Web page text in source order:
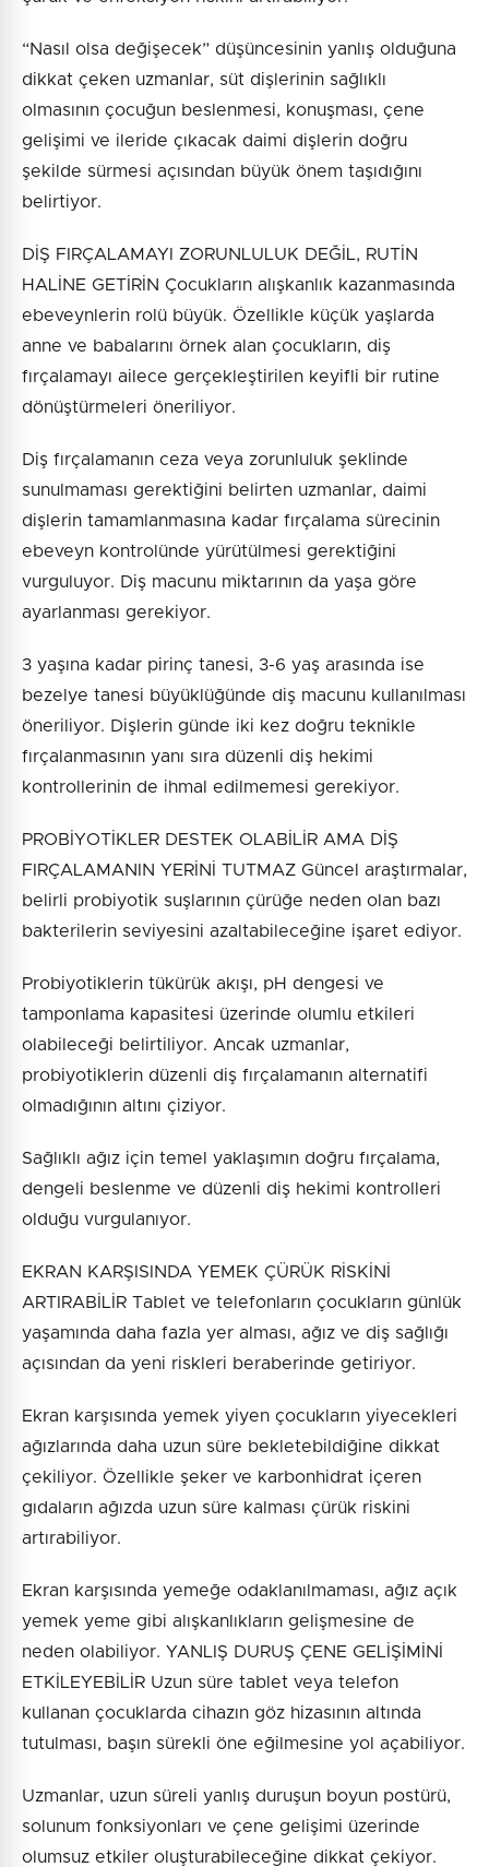
“Nasıl olsa değişecek” düşüncesinin yanlış olduğuna
dikkat çeken uzmanlar, süt dişlerinin sağlıklı
olmasının çocuğun beslenmesi, konuşması, çene
gelişimi ve ileride çıkacak daimi dişlerin doğru
şekilde sürmesi açısından büyük önem taşıdığını
belirtiyor.
DİŞ FIRÇALAMAYI ZORUNLULUK DEĞİL, RUTİN
HALİNE GETİRİN Çocukların alışkanlık kazanmasında
ebeveynlerin rolü büyük. Özellikle küçük yaşlarda
anne ve babalarını örnek alan çocukların, diş
fırçalamayı ailece gerçekleştirilen keyifli bir rutine
dönüştürmeleri öneriliyor.
Diş fırçalamanın ceza veya zorunluluk şeklinde
sunulmaması gerektiğini belirten uzmanlar, daimi
dişlerin tamamlanmasına kadar fırçalama sürecinin
ebeveyn kontrolünde yürütülmesi gerektiğini
vurguluyor. Diş macunu miktarının da yaşa göre
ayarlanması gerekiyor.
3 yaşına kadar pirinç tanesi, 3-6 yaş arasında ise
bezelye tanesi büyüklüğünde diş macunu kullanılması
öneriliyor. Dişlerin günde iki kez doğru teknikle
fırçalanmasının yanı sıra düzenli diş hekimi
kontrollerinin de ihmal edilmemesi gerekiyor.
PROBİYOTİKLER DESTEK OLABİLİR AMA DİŞ
FIRÇALAMANIN YERİNİ TUTMAZ Güncel araştırmalar,
belirli probiyotik suşlarının çürüğe neden olan bazı
bakterilerin seviyesini azaltabileceğine işaret ediyor.
Probiyotiklerin tükürük akışı, pH dengesi ve
tamponlama kapasitesi üzerinde olumlu etkileri
olabileceği belirtiliyor. Ancak uzmanlar,
probiyotiklerin düzenli diş fırçalamanın alternatifi
olmadığının altını çiziyor.
Sağlıklı ağız için temel yaklaşımın doğru fırçalama,
dengeli beslenme ve düzenli diş hekimi kontrolleri
olduğu vurgulanıyor.
EKRAN KARŞISINDA YEMEK ÇÜRÜK RİSKİNİ
ARTIRABİLİR Tablet ve telefonların çocukların günlük
yaşamında daha fazla yer alması, ağız ve diş sağlığı
açısından da yeni riskleri beraberinde getiriyor.
Ekran karşısında yemek yiyen çocukların yiyecekleri
ağızlarında daha uzun süre bekletebildiğine dikkat
çekiliyor. Özellikle şeker ve karbonhidrat içeren
gıdaların ağızda uzun süre kalması çürük riskini
artırabiliyor.
Ekran karşısında yemeğe odaklanılmaması, ağız açık
yemek yeme gibi alışkanlıkların gelişmesine de
neden olabiliyor. YANLIŞ DURUŞ ÇENE GELİŞİMİNİ
ETKİLEYEBİLİR Uzun süre tablet veya telefon
kullanan çocuklarda cihazın göz hizasının altında
tutulması, başın sürekli öne eğilmesine yol açabiliyor.
Uzmanlar, uzun süreli yanlış duruşun boyun postürü,
solunum fonksiyonları ve çene gelişimi üzerinde
olumsuz etkiler oluşturabileceğine dikkat çekiyor.